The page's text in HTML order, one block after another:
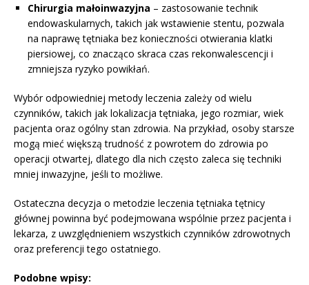
Chirurgia małoinwazyjna – zastosowanie technik
endowaskularnych, takich jak wstawienie stentu, pozwala
na naprawę tętniaka bez konieczności otwierania klatki
piersiowej, co znacząco skraca czas rekonwalescencji i
zmniejsza ryzyko powikłań.
Wybór odpowiedniej metody leczenia zależy od wielu
czynników, takich jak lokalizacja tętniaka, jego rozmiar, wiek
pacjenta oraz ogólny stan zdrowia. Na przykład, osoby starsze
mogą mieć większą trudność z powrotem do zdrowia po
operacji otwartej, dlatego dla nich często zaleca się techniki
mniej inwazyjne, jeśli to możliwe.
Ostateczna decyzja o metodzie leczenia tętniaka tętnicy
głównej powinna być podejmowana wspólnie przez pacjenta i
lekarza, z uwzględnieniem wszystkich czynników zdrowotnych
oraz preferencji tego ostatniego.
Podobne wpisy: